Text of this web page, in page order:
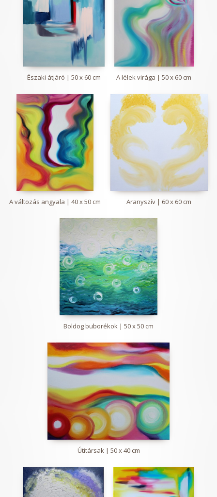
Északi átjáró | 50 x 60 cm A lélek virága | 50 x 60 cm
A változás angyala | 40 x 50 cm Aranyszív | 60 x 60 cm
Boldog buborékok | 50 x 50 cm
Útitársak | 50 x 40 cm